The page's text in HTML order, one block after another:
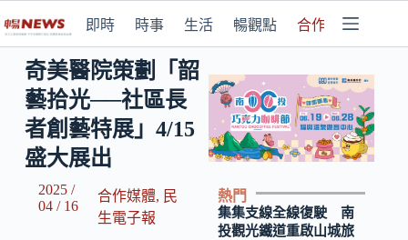
即時 時事 生活 暢觀點 合作媒體
奇美醫院策劃「韶
藝拾光──社區長
者創藝特展」4/15
盛大展出
2025 /
04 / 16
合作媒體, 民
生電子報
熱門
集集支線全線復駛 南
投觀光鐵道重啟山城旅